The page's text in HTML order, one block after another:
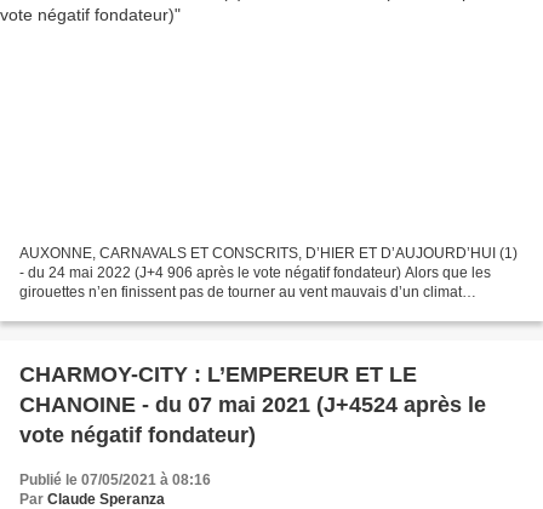
AUXONNE, CARNAVALS ET CONSCRITS, D’HIER ET D’AUJOURD’HUI (1)
- du 24 mai 2022 (J+4 906 après le vote négatif fondateur) Alors que les
girouettes n’en finissent pas de tourner au vent mauvais d’un climat
CHARMOY-CITY : L’EMPEREUR ET LE
CHANOINE - du 07 mai 2021 (J+4524 après le
vote négatif fondateur)
Publié le 07/05/2021 à 08:16
Par Claude Speranza